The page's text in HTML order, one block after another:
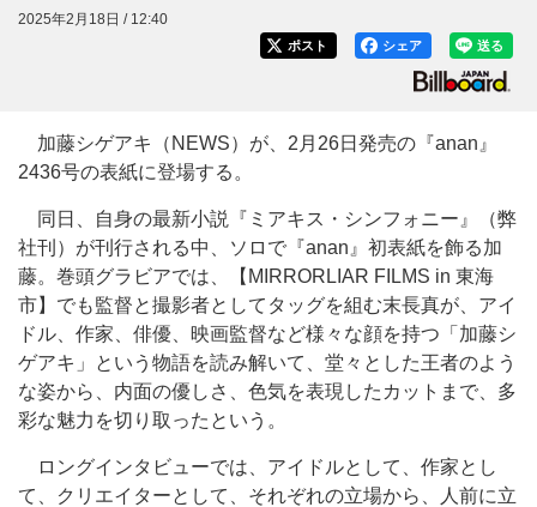
2025年2月18日 / 12:40
送る
シェア
ポスト
加藤シゲアキ（NEWS）が、2月26日発売の『anan』
2436号の表紙に登場する。
同日、自身の最新小説『ミアキス・シンフォニー』（弊
社刊）が刊行される中、ソロで『anan』初表紙を飾る加
藤。巻頭グラビアでは、【MIRRORLIAR FILMS in 東海
市】でも監督と撮影者としてタッグを組む末長真が、アイ
ドル、作家、俳優、映画監督など様々な顔を持つ「加藤シ
ゲアキ」という物語を読み解いて、堂々とした王者のよう
な姿から、内面の優しさ、色気を表現したカットまで、多
彩な魅力を切り取ったという。
ロングインタビューでは、アイドルとして、作家とし
て、クリエイターとして、それぞれの立場から、人前に立